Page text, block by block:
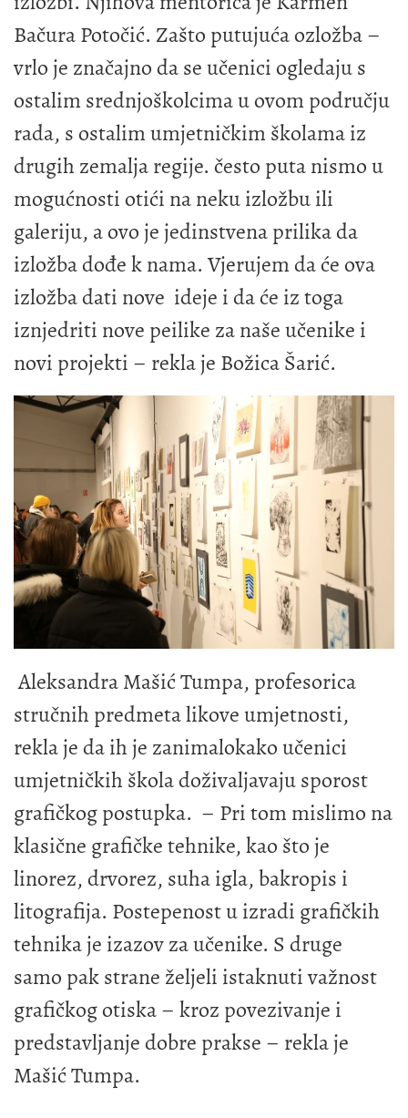
Bačura Potočić. Zašto putujuća ozložba –
vrlo je značajno da se učenici ogledaju s
ostalim srednjoškolcima u ovom području
rada, s ostalim umjetničkim školama iz
drugih zemalja regije. često puta nismo u
mogućnosti otići na neku izložbu ili
galeriju, a ovo je jedinstvena prilika da
izložba dođe k nama. Vjerujem da će ova
izložba dati nove ideje i da će iz toga
iznjedriti nove peilike za naše učenike i
novi projekti – rekla je Božica Šarić.
Aleksandra Mašić Tumpa, profesorica
stručnih predmeta likove umjetnosti,
rekla je da ih je zanimalokako učenici
umjetničkih škola doživaljavaju sporost
grafičkog postupka. – Pri tom mislimo na
klasične grafičke tehnike, kao što je
linorez, drvorez, suha igla, bakropis i
litografija. Postepenost u izradi grafičkih
tehnika je izazov za učenike. S druge
samo pak strane željeli istaknuti važnost
grafičkog otiska – kroz povezivanje i
predstavljanje dobre prakse – rekla je
Mašić Tumpa.